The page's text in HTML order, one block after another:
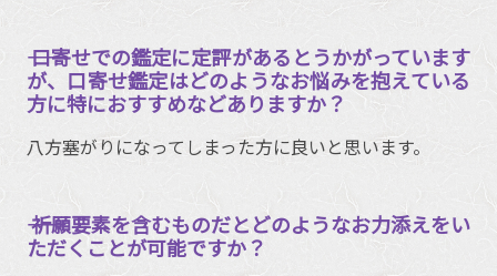
―― 口寄せでの鑑定に定評があるとうかがっています
が、口寄せ鑑定はどのようなお悩みを抱えている
方に特におすすめなどありますか？
八方塞がりになってしまった方に良いと思います。
―― 祈願要素を含むものだとどのようなお力添えをい
ただくことが可能ですか？